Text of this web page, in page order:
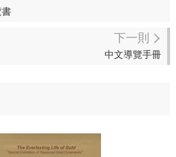
書
下一則
中文導覽手冊